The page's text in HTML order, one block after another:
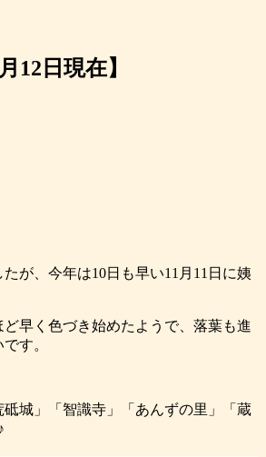
12日現在】
が、今年は10日も早い11月11日に姨
早く色づき始めたようで、落葉も進
す。
城」「智識寺」「あんずの里」「蔵